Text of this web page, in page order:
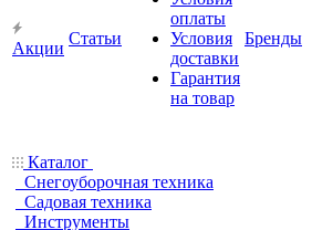
Акции
Статьи
оплаты
Условия
доставки
Гарантия
на товар
Бренды
Каталог
Снегоуборочная техника
Садовая техника
Инструменты